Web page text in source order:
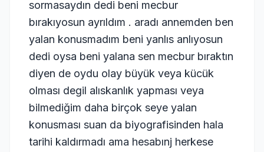
sormasaydın dedi beni mecbur
bırakıyosun ayrıldım . aradı annemden ben
yalan konusmadım beni yanlıs anlıyosun
dedi oysa beni yalana sen mecbur bıraktın
diyen de oydu olay büyük veya kücük
olması degil alıskanlık yapması veya
bilmediğim daha birçok seye yalan
konusması suan da biyografisinden hala
tarihi kaldırmadı ama hesabınj herkese